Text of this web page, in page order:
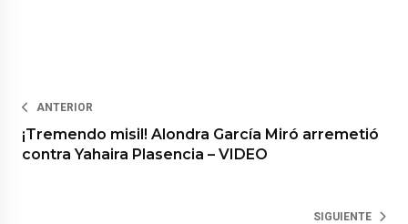
ANTERIOR
¡Tremendo misil! Alondra García Miró arremetió
contra Yahaira Plasencia – VIDEO
SIGUIENTE